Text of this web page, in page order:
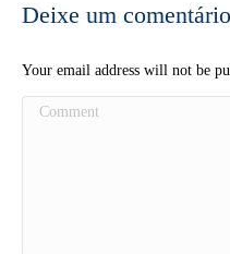
Deixe um comentário
Your email address will not be
Comment